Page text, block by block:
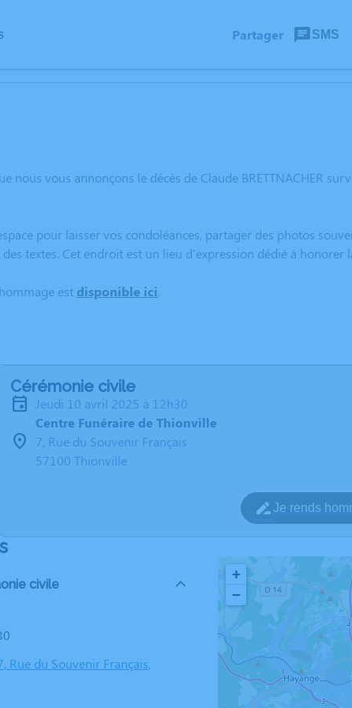
Partager SMS
nous vous annonçons le décès de Claude BRETTNACHER
pour laisser vos condoléances, partager des photos
textes. Cet endroit est un lieu d'expression dédié à honorer
est disponible ici.
Cérémonie civile
jeudi 10 avril 2025 à 12h30
Centre Funéraire de Thionville
7, Rue du Souvenir Français
57100 Thionville
Je rends
civile
Rue du Souvenir Français,
+
−